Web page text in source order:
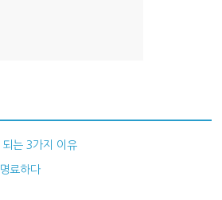
는 3가지 이유
료하다